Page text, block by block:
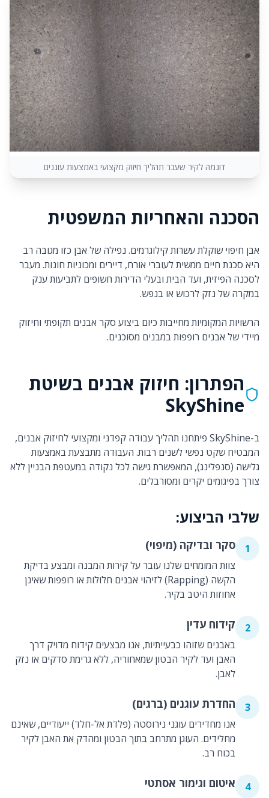
דוגמה לקיר שעבר תהליך חיזוק מקצועי באמצעות עוגנים
הסכנה והאחריות המשפטית
אבן חיפוי שוקלת עשרות קילוגרמים. נפילה של אבן כזו מגובה רב
היא סכנת חיים ממשית לעוברי אורח, דיירים ומכוניות חונות. מעבר
לסכנה הפיזית, ועד הבית ובעלי הדירות חשופים לתביעות ענק
במקרה של נזק לרכוש או בנפש.
הרשויות המקומיות מחייבות כיום ביצוע סקר אבנים תקופתי וחיזוק
מיידי של אבנים רופפות במבנים מסוכנים.
הפתרון: חיזוק אבנים בשיטת
SkyShine
ב-SkyShine פיתחנו תהליך עבודה קפדני ומקצועי לחיזוק אבנים,
המבטיח שקט נפשי לשנים רבות. העבודה מתבצעת באמצעות
גלישה (סנפלינג), המאפשרת גישה לכל נקודה במעטפת הבניין ללא
צורך בפיגומים יקרים ומסורבלים.
שלבי הביצוע:
1 סקר ובדיקה (מיפוי)
צוות המומחים שלנו עובר על קירות המבנה ומבצע בדיקת
הקשה (Rapping) לזיהוי אבנים חלולות או רופפות שאינן
אחוזות היטב בקיר.
2 קידוח עדין
באבנים שזוהו כבעייתיות, אנו מבצעים קידוח מדויק דרך
האבן ועד לקיר הבטון שמאחוריה, ללא גרימת סדקים או נזק
לאבן.
3 החדרת עוגנים (ברגים)
אנו מחדירים עוגני נירוסטה (פלדת אל-חלד) ייעודיים, שאינם
מחלידים. העוגן מתרחב בתוך הבטון ומהדק את האבן לקיר
בכוח רב.
4 איטום וגימור אסתטי